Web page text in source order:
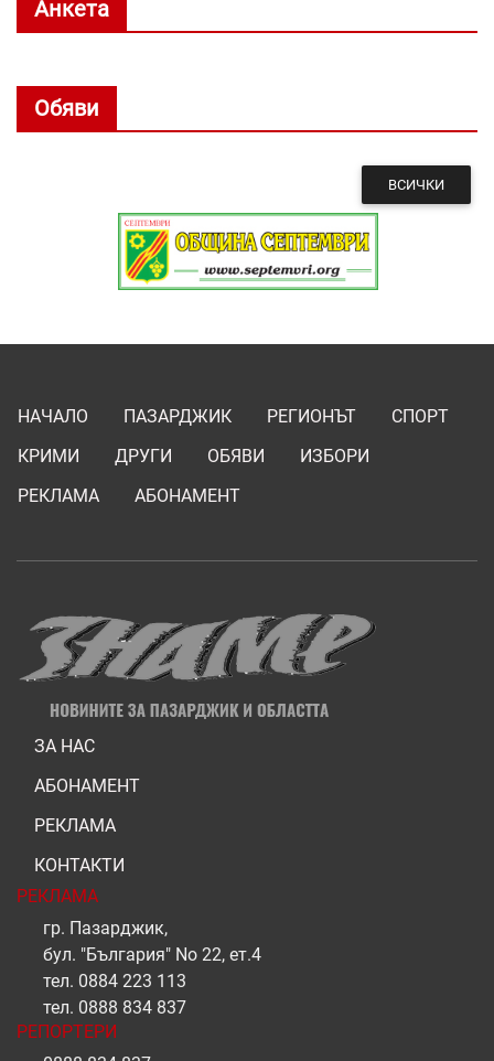
Анкета
Обяви
ВСИЧКИ
НАЧАЛО ПАЗАРДЖИК РЕГИОНЪТ
СПОРТ
КРИМИ
ДРУГИ ОБЯВИ
ИЗБОРИ
РЕКЛАМА
АБОНАМЕНТ
ЗА НАС
АБОНАМЕНТ
РЕКЛАМА
КОНТАКТИ
РЕКЛАМА
гр. Пазарджик,
бул. "България" No 22, ет.4
тел. 0884 223 113
тел. 0888 834 837
РЕПОРТЕРИ